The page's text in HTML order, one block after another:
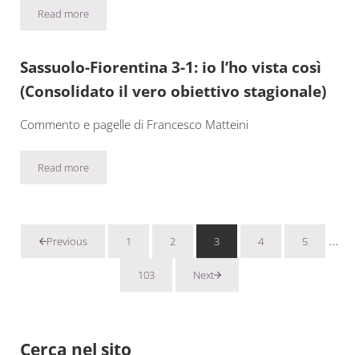
Read moreFiorentina-Dinamo Kiev 2-1: io l’ho vista così (Si è acceso un
Sassuolo-Fiorentina 3-1: io l’ho vista così
(Consolidato il vero obiettivo stagionale)
Commento e pagelle di Francesco Matteini
Read moreSassuolo-Fiorentina 3-1: io l’ho vista così (Consolidato il vero
Previous Pagina
1 Pagina
2 Pagina
3 Pagina
4 Pagina
5 …
Pagina
103 Next
Sidebar
Cerca nel sito